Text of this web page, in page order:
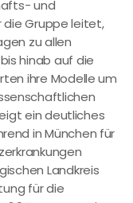
und
die Gruppe leitet,
zu allen
hinab auf die
ihre Modelle um
ein deutliches
in München für
Landkreis
für die